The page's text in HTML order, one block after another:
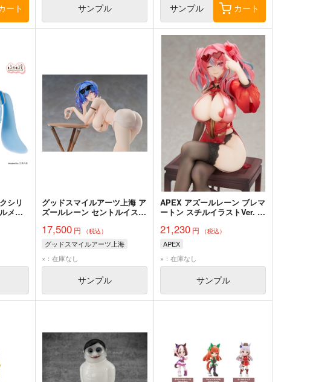
ート サンプル サンプル カート
シリ
メフ
グッドスマイルアーツ上海 ア
ズールレーン セントルイス
17,500 円 （税込）
グッドスマイルアーツ上海
×：在庫なし
サンプル
APEX アズールレーン ブレマ
ートン スチルイラストVer. 完
21,230 円 （税込）
APEX
×：在庫なし
サンプル